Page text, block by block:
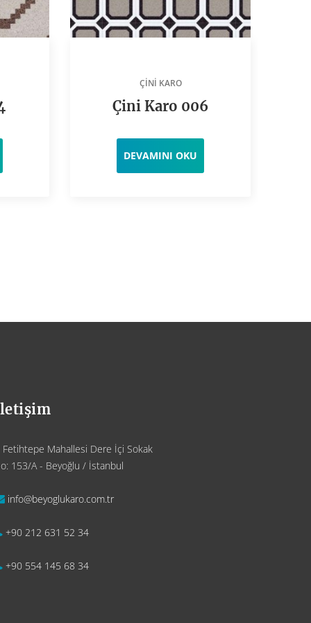
ÇINI KARO
Çini Karo 006
DEVAMINI OKU
Fetihtepe Mahallesi Dere İçi Sokak
153/A - Beyoğlu / İstanbul
info@beyoglukaro.com.tr
+90 212 631 52 34
+90 554 145 68 34